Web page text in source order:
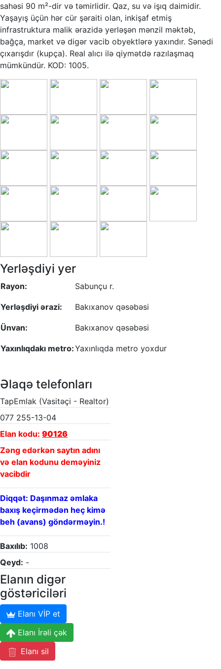
sahəsi 90 m²-dir və təmirlidir. Qaz, su və işıq daimidir.
Yaşayış üçün hər cür şəraiti olan, inkişaf etmiş
infrastruktura malik ərazidə yerləşən mənzil məktəb,
bağça, market və digər vacib obyektlərə yaxındır. Sənədi
çıxarışdır (kupça). Real alıcı ilə qiymətdə razılaşmaq
mümkündür. KOD: 1005.
Yerləşdiyi yer
Rayon: Sabunçu r.
Yerləşdiyi ərazi: Bakıxanov qəsəbəsi
Ünvan: Bakıxanov qəsəbəsi
Yaxınlıqdakı metro:Yaxınlıqda metro yoxdur
Əlaqə telefonları
TapEmlak (Vasitəçi - Realtor)
077 255-13-04
Elan kodu: 90126
Zəng edərkən saytın adını
və elan kodunu deməyiniz
vacibdir
Diqqət: Daşınmaz əmlaka
baxış keçirmədən heç kimə
beh (avans) göndərməyin.!
Baxılıb: 1008
Qeyd: -
Elanın digər
göstəriciləri
Elanı VİP et
Elanı İrəli çək
Elanı sil